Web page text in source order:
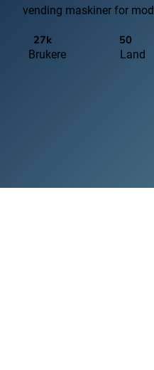
Brukere
27k
Land
50
vending maskiner for